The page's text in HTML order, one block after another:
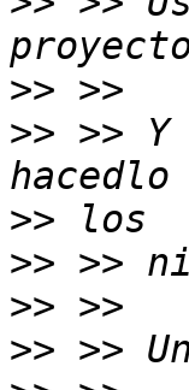
>>
>> >>
>>
>>
>>
>>